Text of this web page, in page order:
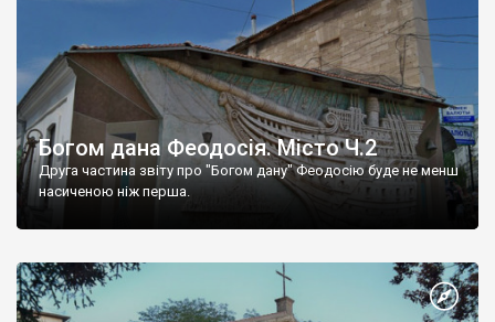
Богом дана Феодосія. Місто Ч.2
Друга частина звіту про "Богом дану" Феодосію буде не менш
насиченою ніж перша.